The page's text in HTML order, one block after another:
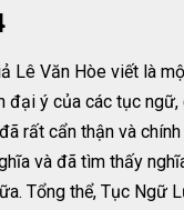
Văn Hòe viết là
đại ý của các tục
rất cẩn thận và
và đã tìm thấy
Tổng thể, Tục